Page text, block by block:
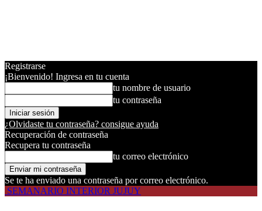
Registrarse
¡Bienvenido! Ingresa en tu cuenta
tu nombre de usuario
tu contraseña
¿Olvidaste tu contraseña? consigue ayuda
Recuperación de contraseña
Recupera tu contraseña
tu correo electrónico
Se te ha enviado una contraseña por correo electrónico.
SEMANARIO INTERIOR JUJUY